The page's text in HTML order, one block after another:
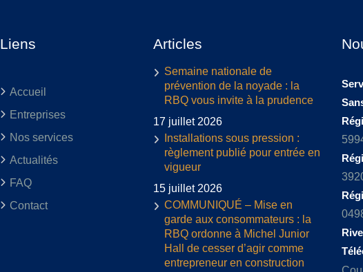
Liens
Accueil
Entreprises
Nos services
Actualités
FAQ
Contact
Articles
Semaine nationale de
prévention de la noyade : la
RBQ vous invite à la prudence
17 juillet 2026
Installations sous pression :
règlement publié pour entrée en
vigueur
15 juillet 2026
COMMUNIQUÉ – Mise en
garde aux consommateurs : la
RBQ ordonne à Michel Junior
Hall de cesser d’agir comme
entrepreneur en construction